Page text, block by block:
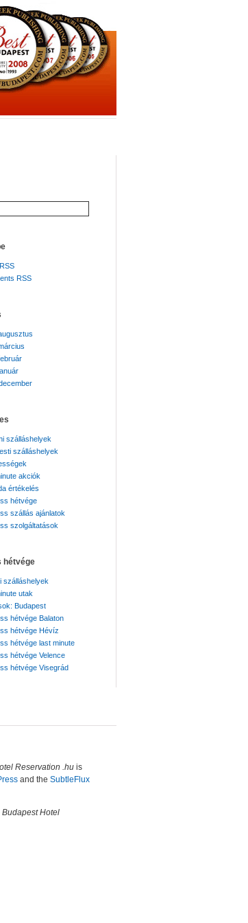
RSS
szálláshelyek
szálláshelyek
akciók
értékelés
hétvége
szállás ajánlatok
szolgáltatások
hétvége
szálláshelyek
utak
Budapest
hétvége Balaton
hétvége Hévíz
hétvége last minute
hétvége Velence
hétvége Visegrád
Reservation .hu is
and theSubtleFlux
Hotel